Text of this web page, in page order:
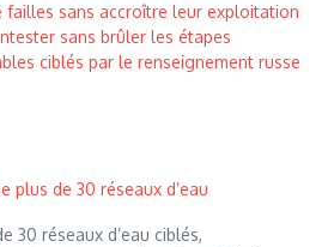
failles sans accroître leur exploitation
sans brûler les étapes
ciblés par le renseignement russe
plus de 30 réseaux d’eau
30 réseaux d’eau ciblés,